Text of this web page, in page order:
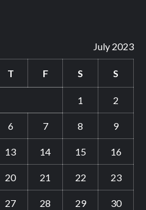
July 2023
T F S S
1 2
6 7 8 9
13 14 15 16
20 21 22 23
27 28 29 30